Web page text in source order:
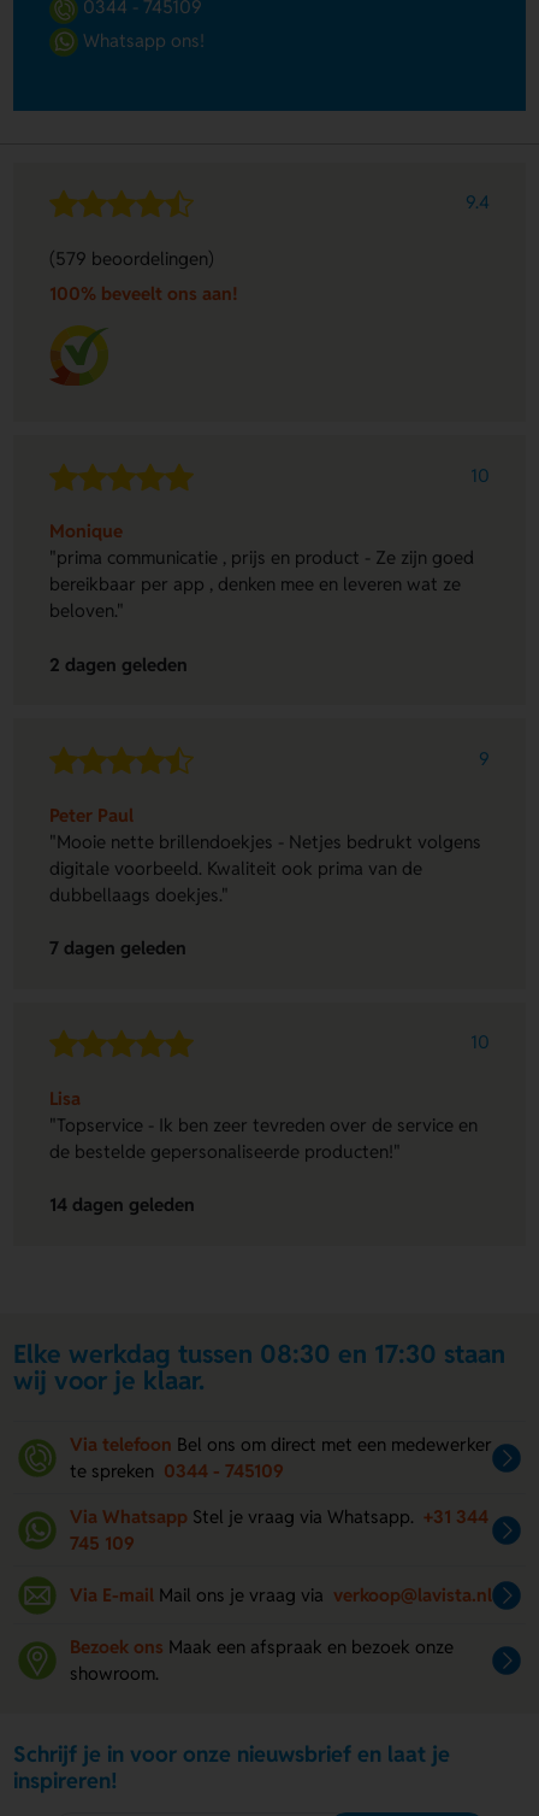
0344 - 745109
Whatsapp ons!
9.4
(579 beoordelingen)
100% beveelt ons aan!
10
Monique
"prima communicatie , prijs en product - Ze zijn goed
bereikbaar per app , denken mee en leveren wat ze
beloven."
2 dagen geleden
9
Peter Paul
"Mooie nette brillendoekjes - Netjes bedrukt volgens
digitale voorbeeld. Kwaliteit ook prima van de
dubbellaags doekjes."
7 dagen geleden
10
Lisa
"Topservice - Ik ben zeer tevreden over de service en
de bestelde gepersonaliseerde producten!"
14 dagen geleden
Elke werkdag tussen 08:30 en 17:30 staan
wij voor je klaar.
Via telefoon Bel ons om direct met een medewerker
te spreken 0344 - 745109
Via Whatsapp Stel je vraag via Whatsapp. +31 344
745 109
Via E-mail Mail ons je vraag via verkoop@lavista.nl
Bezoek ons Maak een afspraak en bezoek onze
showroom.
Schrijf je in voor onze nieuwsbrief en laat je
inspireren!